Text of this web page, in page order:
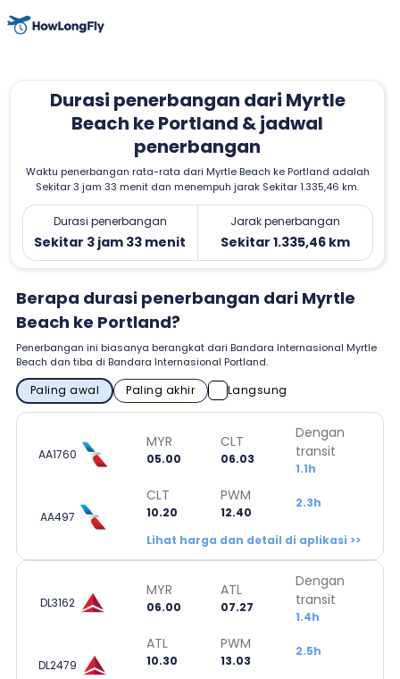
Durasi penerbangan dari Myrtle
Beach ke Portland & jadwal
penerbangan
Waktu penerbangan rata-rata dari Myrtle Beach ke Portland adalah
Sekitar 3 jam 33 menit dan menempuh jarak Sekitar 1.335,46 km.
Durasi penerbangan
Sekitar 3 jam 33 menit
Jarak penerbangan
Sekitar 1.335,46 km
Berapa durasi penerbangan dari Myrtle
Beach ke Portland?
Penerbangan ini biasanya berangkat dari Bandara Internasional Myrtle
Beach dan tiba di Bandara Internasional Portland.
Paling awal Paling akhir Langsung
AA1760
MYR
05.00
CLT
06.03
Dengan
transit
1.1h
AA497
CLT
10.20
PWM
12.40
2.3h
Lihat harga dan detail di aplikasi >>
DL3162
MYR
06.00
ATL
07.27
Dengan
transit
1.4h
DL2479
ATL
10.30
PWM
13.03
2.5h